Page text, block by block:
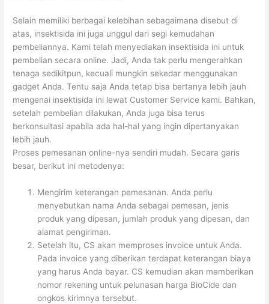
Selain memiliki berbagai kelebihan sebagaimana disebut di
atas, insektisida ini juga unggul dari segi kemudahan
pembeliannya. Kami telah menyediakan insektisida ini untuk
pembelian secara online. Jadi, Anda tak perlu mengerahkan
tenaga sedikitpun, kecuali mungkin sekedar menggunakan
gadget Anda. Tentu saja Anda tetap bisa bertanya lebih jauh
mengenai insektisida ini lewat Customer Service kami. Bahkan,
setelah pembelian dilakukan, Anda juga bisa terus
berkonsultasi apabila ada hal-hal yang ingin dipertanyakan
lebih jauh.
Proses pemesanan online-nya sendiri mudah. Secara garis
besar, berikut ini metodenya:
Mengirim keterangan pemesanan. Anda perlu
menyebutkan nama Anda sebagai pemesan, jenis
produk yang dipesan, jumlah produk yang dipesan, dan
alamat pengiriman.
Setelah itu, CS akan memproses invoice untuk Anda.
Pada invoice yang diberikan terdapat keterangan biaya
yang harus Anda bayar. CS kemudian akan memberikan
nomor rekening untuk pelunasan harga BioCide dan
ongkos kirimnya tersebut.